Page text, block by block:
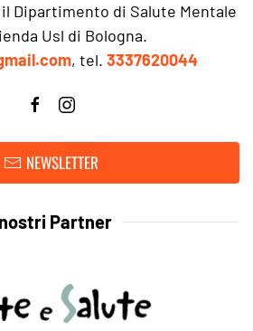
Dipartimento di Salute Mentale
Usl di Bologna.
, tel. 3337620044
NEWSLETTER
Partner